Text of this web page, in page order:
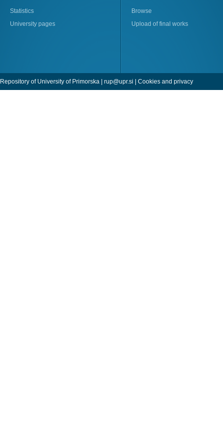
Statistics
University pages
Browse
Upload of final works
Repository of University of Primorska | rup@upr.si | Cookies and privacy